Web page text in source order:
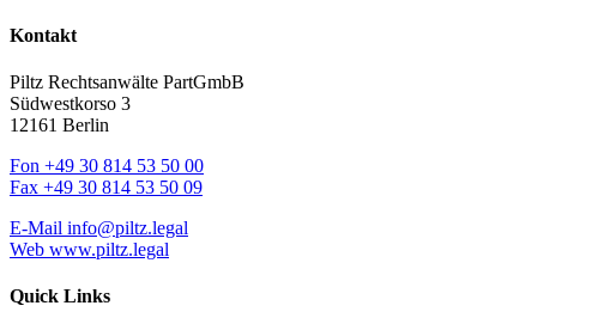
Kontakt
Piltz Rechtsanwälte PartGmbB
Südwestkorso 3
12161 Berlin
Fon +49 30 814 53 50 00
Fax +49 30 814 53 50 09
E-Mail info@piltz.legal
Web www.piltz.legal
Quick Links